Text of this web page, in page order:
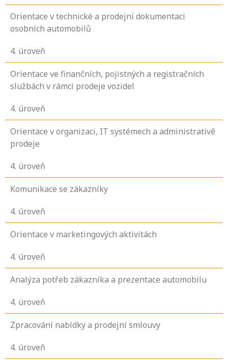
Orientace v technické a prodejní dokumentaci
osobních automobilů
4. úroveň
Orientace ve finančních, pojistných a registračních
službách v rámci prodeje vozidel
4. úroveň
Orientace v organizaci, IT systémech a administrativě
prodeje
4. úroveň
Komunikace se zákazníky
4. úroveň
Orientace v marketingových aktivitách
4. úroveň
Analýza potřeb zákazníka a prezentace automobilu
4. úroveň
Zpracování nabídky a prodejní smlouvy
4. úroveň